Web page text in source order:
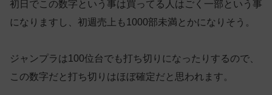
初日でこの数字という事は買ってる人はごく一部という事
になりますし、初週売上も1000部未満とかになりそう。
ジャンプラは100位台でも打ち切りになったりするので、
この数字だと打ち切りはほぼ確定だと思われます。